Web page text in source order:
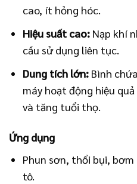
cao, ít hỏng hóc.
Hiệu suất cao: Nạp khí
cầu sử dụng liên tục.
Dung tích lớn: Bình
máy hoạt động hiệu
và tăng tuổi thọ.
Ứng dụng
Phun sơn, thổi bụi,
tô.